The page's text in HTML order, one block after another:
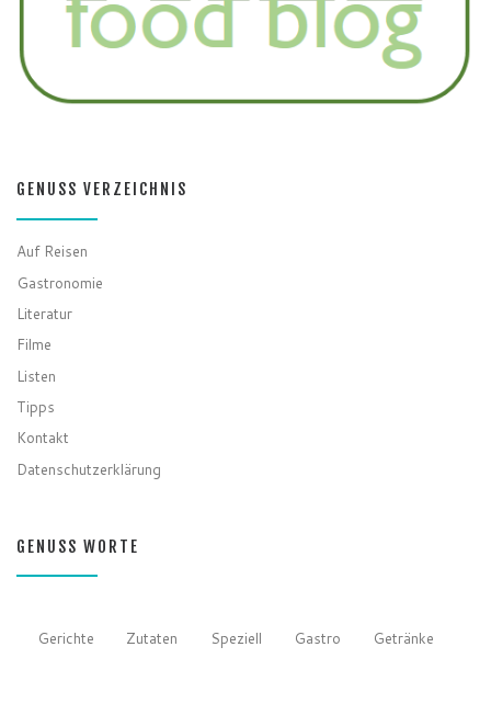
GENUSS VERZEICHNIS
Auf Reisen
Gastronomie
Literatur
Filme
Listen
Tipps
Kontakt
Datenschutzerklärung
GENUSS WORTE
Gerichte Zutaten Speziell Gastro Getränke